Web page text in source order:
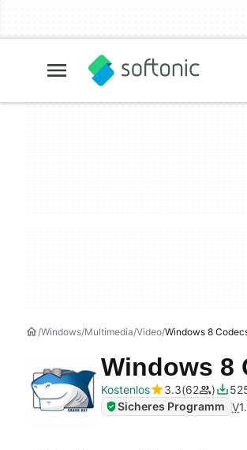
Windows Multimedia Video Windows 8
Windows 8
Kostenlos 3.3 62
Sicheres Programm V